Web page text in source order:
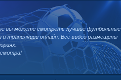
вы можете смотреть лучшие футбольные
и трансляции онлайн. Все видео размещены